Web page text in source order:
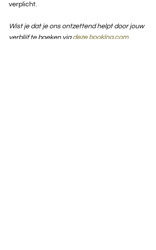
verplicht.
Wist je dat je ons ontzettend helpt door jouw
verblijf te boeken via deze booking.com